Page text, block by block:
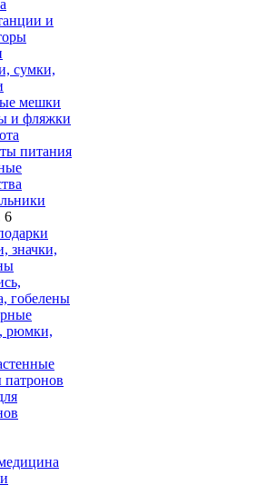
и
сумки,
мешки
и фляжки
питания
значки,
гобелены
рюмки,